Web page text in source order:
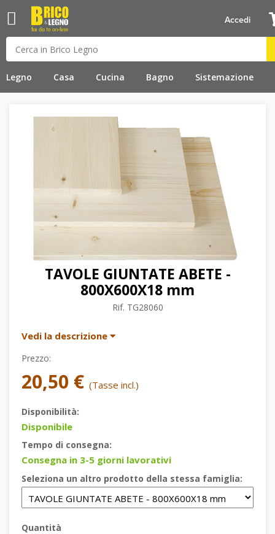
Legno Casa Cucina Bagno Sistemazione
Accedi
TAVOLE GIUNTATE ABETE -
800X600X18 mm
Rif. TG28060
Vedi la descrizione
Prezzo:
20,50 € (Tasse incl.)
Disponibilità:
Disponibile
Tempo di consegna:
Consegna in 3-5 giorni lavorativi
Seleziona un altro prodotto della stessa famiglia:
Quantità